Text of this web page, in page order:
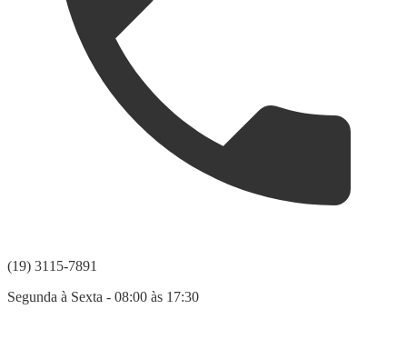
(19) 3115-7891
Segunda à Sexta - 08:00 às 17:30